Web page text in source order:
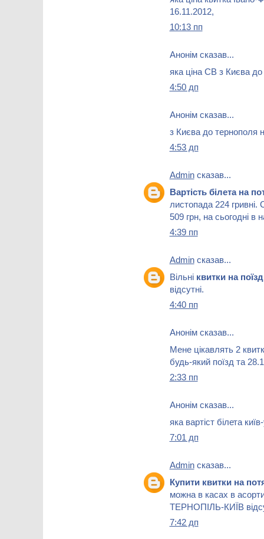
16.11.2012,
10:13 пп
Анонім сказав...
яка ціна СВ з Києва
4:50 дп
Анонім сказав...
з Києва до тернополя
4:53 дп
Adminсказав...
Вартість білета на
листопада 224
509 грн, на сьогодні в
4:39 пп
Adminсказав...
Вільні квитки на
відсутні.
4:40 пп
Анонім сказав...
Мене цікавлять 2
будь-який поїзд та
2:33 пп
Анонім сказав...
яка вартіст білета
7:01 дп
Adminсказав...
Купити квитки на
можна в касах в
ТЕРНОПІЛЬ-КИЇВ
7:42 дп